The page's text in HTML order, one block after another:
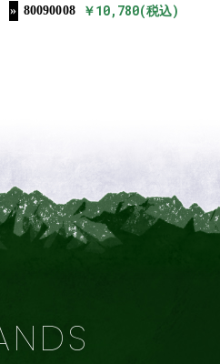
80090008 ￥10,780(税込)